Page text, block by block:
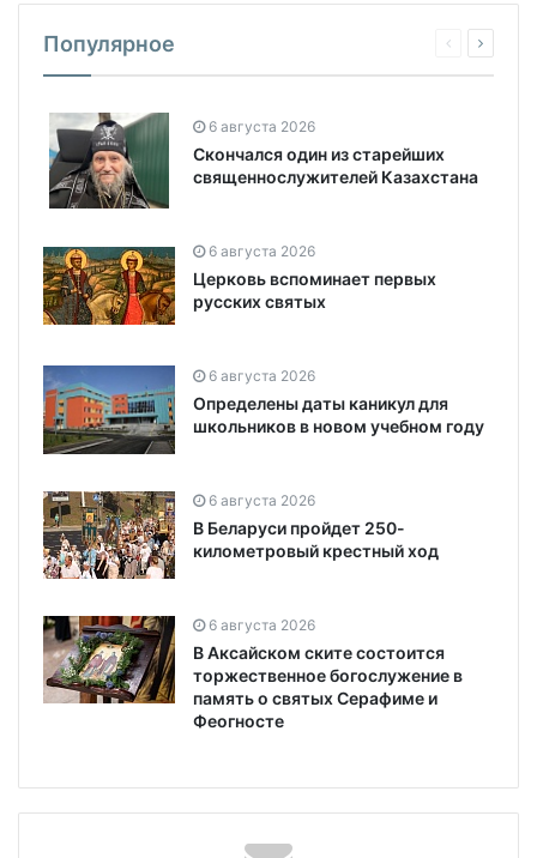
Популярное
6 августа 2026
Скончался один из старейших
священнослужителей Казахстана
6 августа 2026
Церковь вспоминает первых
русских святых
6 августа 2026
Определены даты каникул для
школьников в новом учебном году
6 августа 2026
В Беларуси пройдет 250-
километровый крестный ход
6 августа 2026
В Аксайском ските состоится
торжественное богослужение в
память о святых Серафиме и
Феогносте